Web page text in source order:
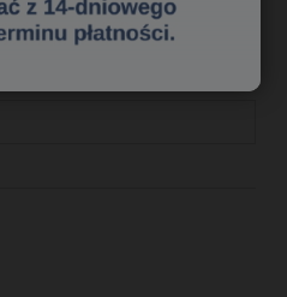
zapytaj o produkt
poleć znajomemu